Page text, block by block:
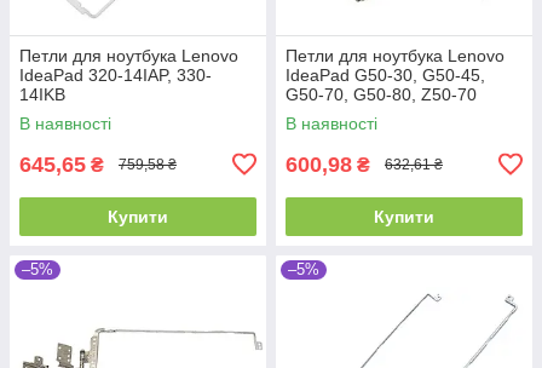
Петли для ноутбука Lenovo
IdeaPad 320-14IAP, 330-
14IKB
В наявності
645,65 ₴ 759,58 ₴
Купити
Петли для ноутбука Lenovo
IdeaPad G50-30, G50-45,
G50-70, G50-80, Z50-70
(15.6")
В наявності
600,98 ₴ 632,61 ₴
Купити
–5% –5%